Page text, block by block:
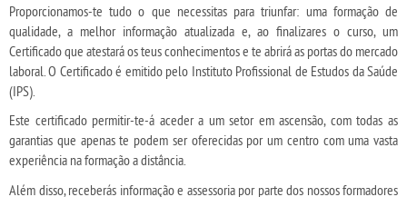
Proporcionamos-te tudo o que necessitas para triunfar: uma formação de
qualidade, a melhor informação atualizada e, ao finalizares o curso, um
Certificado que atestará os teus conhecimentos e te abrirá as portas do mercado
laboral. O Certificado é emitido pelo Instituto Profissional de Estudos da Saúde
(IPS).
Este certificado permitir-te-á aceder a um setor em ascensão, com todas as
garantias que apenas te podem ser oferecidas por um centro com uma vasta
experiência na formação a distância.
Além disso, receberás informação e assessoria por parte dos nossos formadores